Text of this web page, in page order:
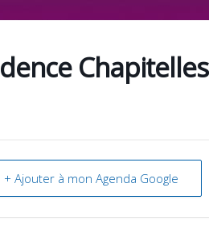
Chapitelles
+ Ajouter à mon Agenda Google